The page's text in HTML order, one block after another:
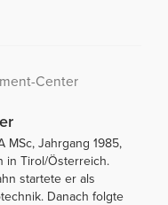
Center
MSc, Jahrgang 1985,
in Tirol/Österreich.
startete er als
Danach folgte